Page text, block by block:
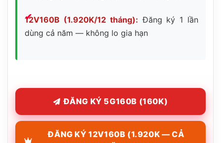
12V160B (1.920K/12 tháng): Đăng ký 1 lần
dùng cả năm — không lo gia hạn
ĐĂNG KÝ 5G160B (160K)
ĐĂNG KÝ 12V160B (1.920K — CẢ